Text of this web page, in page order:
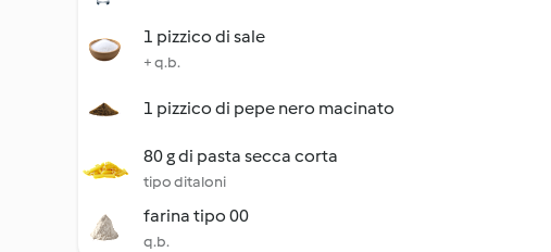
1 pizzico di sale
+ q.b.
1 pizzico di pepe nero macinato
80 g di pasta secca corta
tipo ditaloni
farina tipo 00
q.b.